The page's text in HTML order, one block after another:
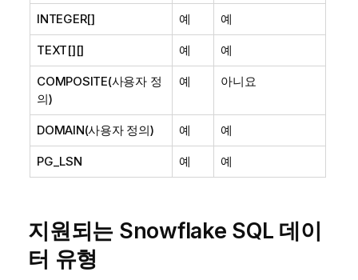
INTEGER[] 예 예
TEXT[][] 예 예
COMPOSITE(사용자 정
의)
예 아니요
DOMAIN(사용자 정의) 예 예
PG_LSN 예 예
지원되는 Snowflake SQL 데이
터 유형